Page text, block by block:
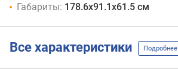
Габариты: 178.6х91.1х61.5 см
Все характеристики Подробнее